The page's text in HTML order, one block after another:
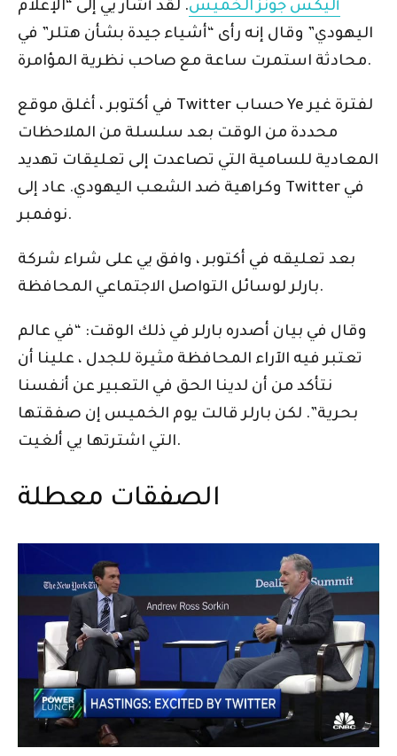
أليكس جونز الخميس. لقد أشار يي إلى “الإعلام
اليهودي” وقال إنه رأى “أشياء جيدة بشأن هتلر” في
محادثة استمرت ساعة مع صاحب نظرية المؤامرة.
في أكتوبر ، أغلق موقع Twitter حساب Ye لفترة غير
محددة من الوقت بعد سلسلة من الملاحظات
المعادية للسامية التي تصاعدت إلى تعليقات تهديد
وكراهية ضد الشعب اليهودي. عاد إلى Twitter في
نوفمبر.
بعد تعليقه في أكتوبر ، وافق يي على شراء شركة
بارلر لوسائل التواصل الاجتماعي المحافظة.
وقال في بيان أصدره بارلر في ذلك الوقت: “في عالم
تعتبر فيه الآراء المحافظة مثيرة للجدل ، علينا أن
نتأكد من أن لدينا الحق في التعبير عن أنفسنا
بحرية”. لكن بارلر قالت يوم الخميس إن صفقتها
التي اشترتها يي ألغيت.
الصفقات معطلة